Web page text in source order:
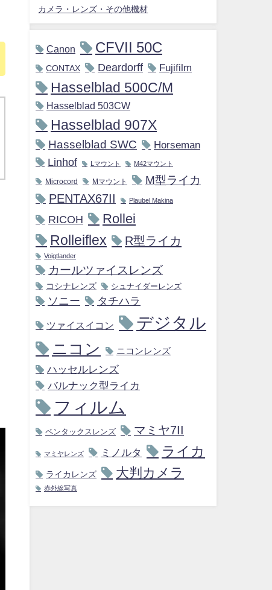
カメラ・レンズ・その他機材
Canon CFVII 50C
CONTAX Deardorff Fujifilm
Hasselblad 500C/M
Hasselblad 503CW
Hasselblad 907X
Hasselblad SWC Horseman
Linhof Lマウント M42マウント
Microcord Mマウント
M型ライカ
PENTAX67II
Plaubel Makina
RICOH
Rollei
Rolleiflex
R型ライカ
Voigtlander
カールツァイスレンズ
コシナレンズ シュナイダーレンズ
ソニー タチハラ
ツァイスイコン デジタル
ニコン ニコンレンズ
ハッセルレンズ
バルナック型ライカ
フィルム
ペンタックスレンズ マミヤ7II
マミヤレンズ ミノルタ ライカ
ライカレンズ 大判カメラ
赤外線写真